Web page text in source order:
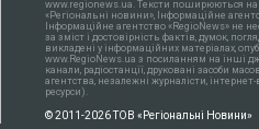
www.regionews.ua. Тексти поширюються нa
«Регіональні новини», Інформаційне
Інформаційне агентство «RegioNews» не
за зміст і достовірність фактів, думок,
викладені у інформаційних матеріалах,
www.RegioNews.ua з посиланням на інші
канали, радіостанції, друковані засоби
агентства, незалежні журналісти,
ресурси).
© 2011-2026 ТОВ «Регіональні Новини»